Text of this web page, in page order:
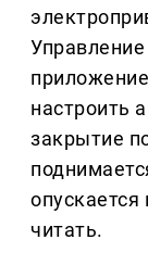
Управление
настроить
закрытие
читать.